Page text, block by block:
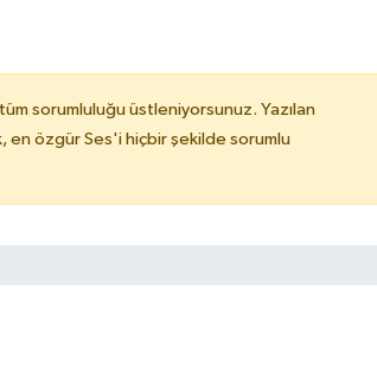
sorumluluğu üstleniyorsunuz. Yazılan
en özgür Ses'i hiçbir şekilde sorumlu